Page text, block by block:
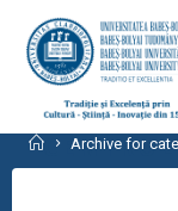
content
HomeArchive for